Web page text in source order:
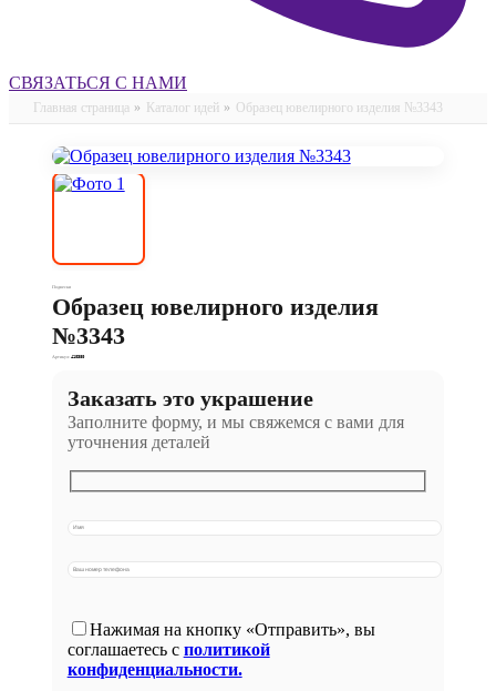
СВЯЗАТЬСЯ С НАМИ
Главная страница » Каталог идей » Образец ювелирного изделия №3343
Подвески
Образец ювелирного изделия
№3343
Артикул: 410380
Заказать это украшение
Заполните форму, и мы свяжемся с вами для
уточнения деталей
Нажимая на кнопку «Отправить», вы
соглашаетесь с политикой
конфиденциальности.